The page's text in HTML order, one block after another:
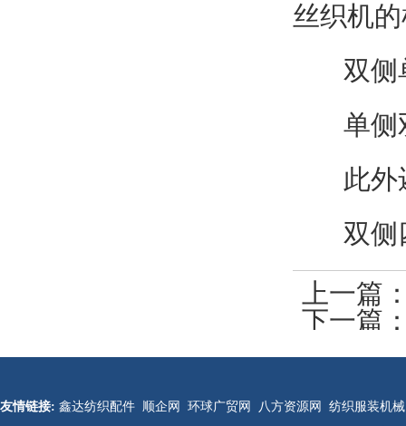
丝织机
双侧单
单侧双
此外还
双侧四
上一篇
下一篇
友情链接: 鑫达纺织配件 顺企网 环球广贸网 八方资源网
纺织服装机